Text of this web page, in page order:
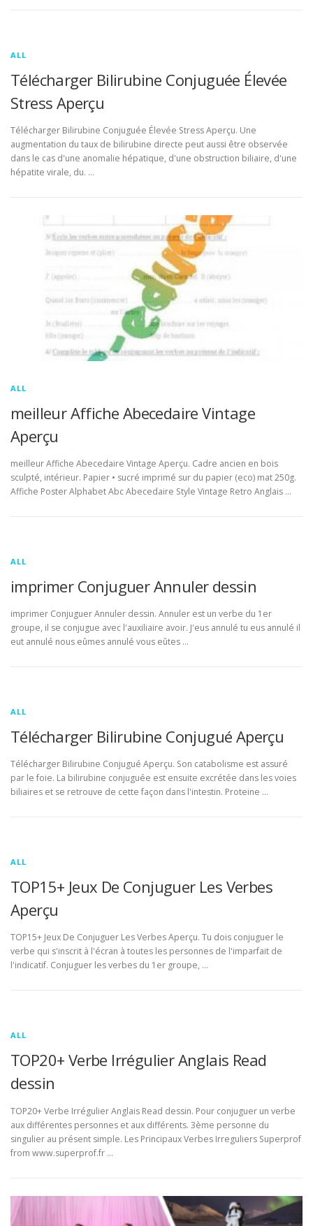
ALL
Télécharger Bilirubine Conjuguée Élevée
Stress Aperçu
Télécharger Bilirubine Conjuguée Élevée Stress Aperçu. Une
augmentation du taux de bilirubine directe peut aussi être observée
dans le cas d'une anomalie hépatique, d'une obstruction biliaire, d'une
hépatite virale, du. …
ALL
meilleur Affiche Abecedaire Vintage
Aperçu
meilleur Affiche Abecedaire Vintage Aperçu. Cadre ancien en bois
sculpté, intérieur. Papier • sucré imprimé sur du papier (eco) mat 250g.
Affiche Poster Alphabet Abc Abecedaire Style Vintage Retro Anglais …
ALL
imprimer Conjuguer Annuler dessin
imprimer Conjuguer Annuler dessin. Annuler est un verbe du 1er
groupe, il se conjugue avec l'auxiliaire avoir. J'eus annulé tu eus annulé il
eut annulé nous eûmes annulé vous eûtes …
ALL
Télécharger Bilirubine Conjugué Aperçu
Télécharger Bilirubine Conjugué Aperçu. Son catabolisme est assuré
par le foie. La bilirubine conjuguée est ensuite excrétée dans les voies
biliaires et se retrouve de cette façon dans l'intestin. Proteine …
ALL
TOP15+ Jeux De Conjuguer Les Verbes
Aperçu
TOP15+ Jeux De Conjuguer Les Verbes Aperçu. Tu dois conjuguer le
verbe qui s'inscrit à l'écran à toutes les personnes de l'imparfait de
l'indicatif. Conjuguer les verbes du 1er groupe, …
ALL
TOP20+ Verbe Irrégulier Anglais Read
dessin
TOP20+ Verbe Irrégulier Anglais Read dessin. Pour conjuguer un verbe
aux différentes personnes et aux différents. 3ème personne du
singulier au présent simple. Les Principaux Verbes Irreguliers Superprof
from www.superprof.fr …